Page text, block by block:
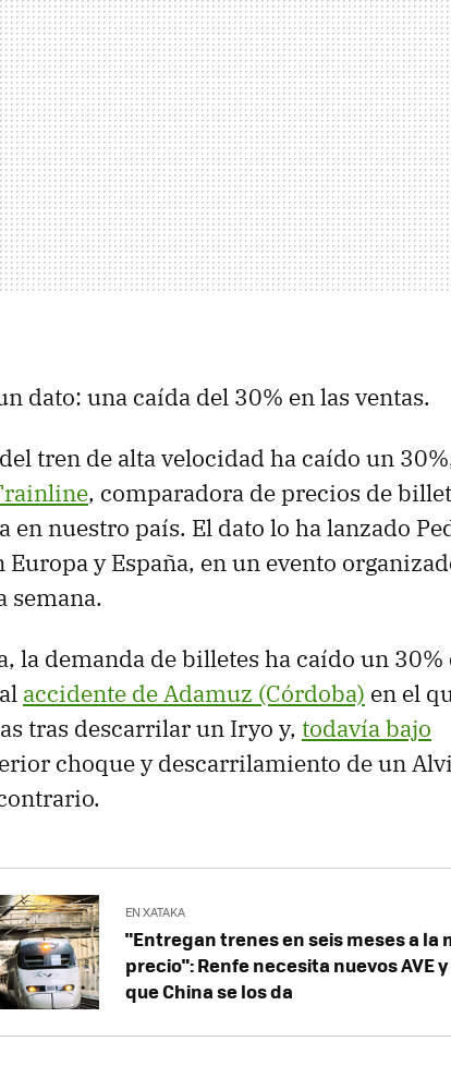
dato: una caída del 30% en las ventas.
tren de alta velocidad ha caído un
, comparadora de precios de
en nuestro país. El dato lo ha lanzado
y España, en un evento
semana.
la demanda de billetes ha caído un 30%
accidente de Adamuz (Córdoba) en el
tras descarrilar un Iryo y, todavía bajo
choque y descarrilamiento de un
EN XATAKA
"Entregan trenes en seis meses a la
precio": Renfe necesita nuevos AVE
que China se los da